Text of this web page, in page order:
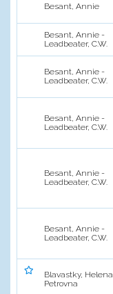
Besant, Annie
Besant, Annie -
Leadbeater, C.W.
Besant, Annie -
Leadbeater, C.W.
Besant, Annie -
Leadbeater, C.W.
Besant, Annie -
Leadbeater, C.W.
Besant, Annie -
Leadbeater, C.W.
Blavastky, Helena
Petrovna